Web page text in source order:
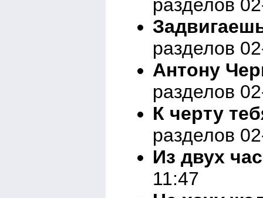
разделов
разделов
Антону
разделов
К черту
разделов
Из двух
11:47